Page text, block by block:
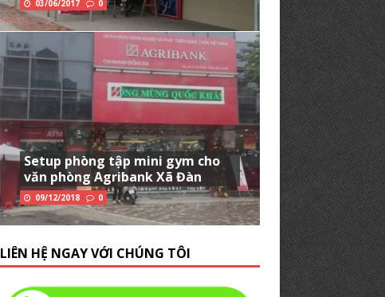
03/06/2017 0
Setup phòng tập mini gym cho
văn phòng Agribank Xã Đàn
09/12/2018 0
LIÊN HỆ NGAY VỚI CHÚNG TÔI